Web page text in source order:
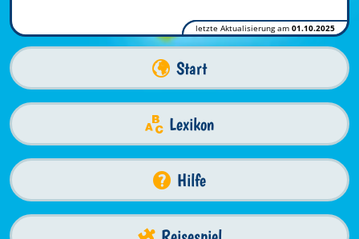
letzte Aktualisierung am 01.10.2025
Start
Lexikon
Hilfe